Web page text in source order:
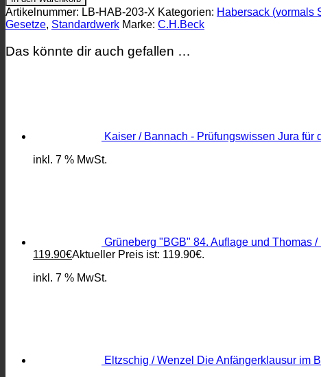
Artikelnummer: LB-HAB-203-X Kategorien: Habersack (vormals
Gesetze, Standardwerk Marke: C.H.Beck
Das könnte dir auch gefallen …
Kaiser / Bannach - Prüfungswissen Jura
inkl. 7 % MwSt.
Grüneberg "BGB" 84. Auflage und Thomas
119.90€Aktueller Preis ist: 119.90€.
inkl. 7 % MwSt.
Eltzschig / Wenzel Die Anfängerklausur im